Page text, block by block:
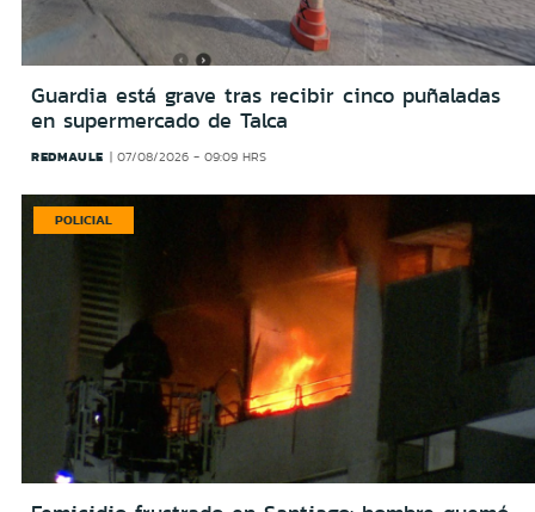
Guardia está grave tras recibir cinco puñaladas
en supermercado de Talca
REDMAULE 07/08/2026 - 09:09 HRS
POLICIAL